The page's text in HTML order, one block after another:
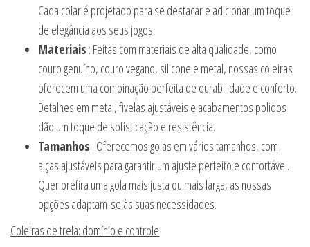
Cada colar é projetado para se destacar e adicionar um toque
de elegância aos seus jogos.
Materiais : Feitas com materiais de alta qualidade, como
couro genuíno, couro vegano, silicone e metal, nossas coleiras
oferecem uma combinação perfeita de durabilidade e conforto.
Detalhes em metal, fivelas ajustáveis e acabamentos polidos
dão um toque de sofisticação e resistência.
Tamanhos : Oferecemos golas em vários tamanhos, com
alças ajustáveis para garantir um ajuste perfeito e confortável.
Quer prefira uma gola mais justa ou mais larga, as nossas
opções adaptam-se às suas necessidades.
Coleiras de trela: domínio e controle